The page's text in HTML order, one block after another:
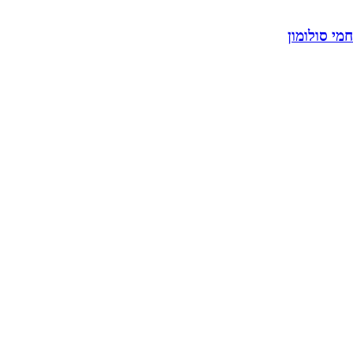
חמי סולומון